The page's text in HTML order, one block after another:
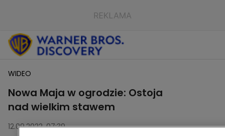
WIDEO
Nowa Maja w ogrodzie: Ostoja
nad wielkim stawem
12.09.2022, 07:39